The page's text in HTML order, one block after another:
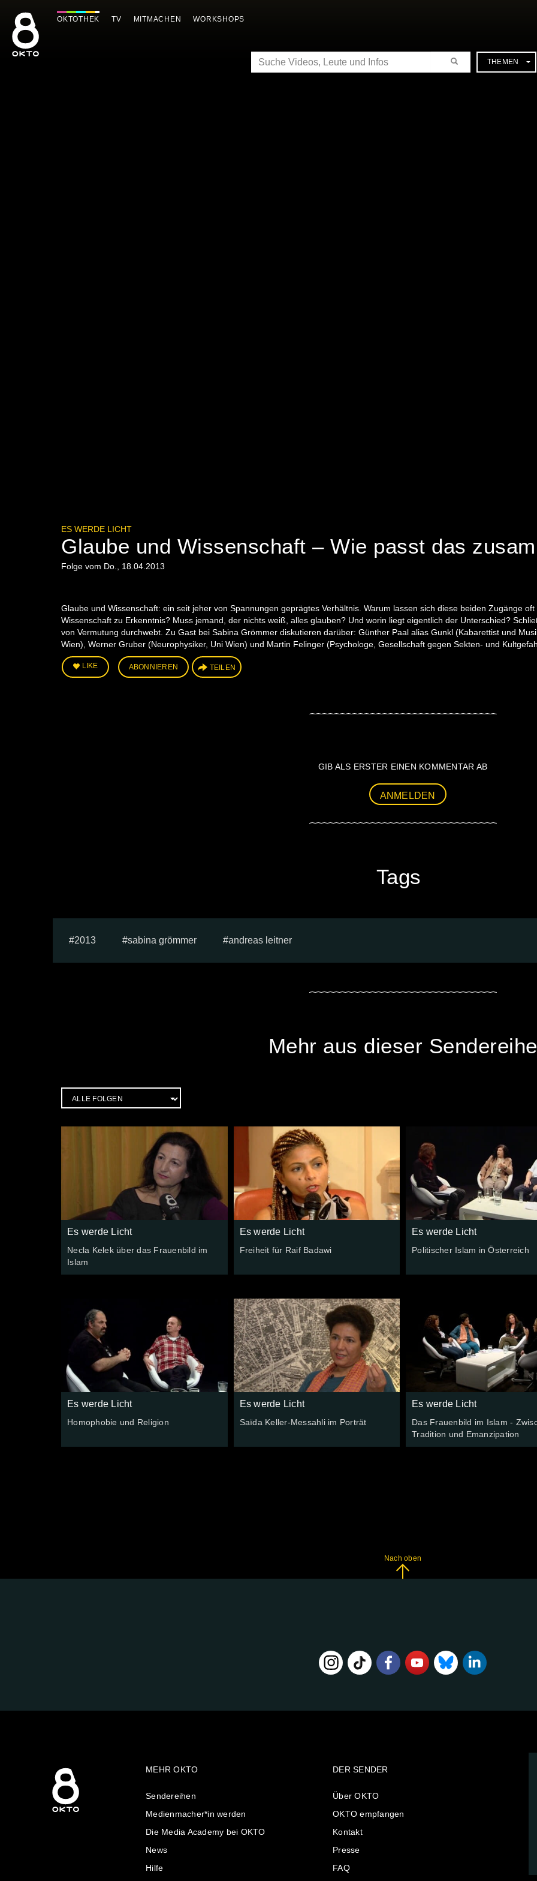
Inhalt
springen
OKTOTHEK TV MITMACHEN WORKSHOPS
SUCHE THEMEN
ES WERDE LICHT
Glaube und Wissenschaft – Wie passt das
Folge vom Do., 18.04.2013
Glaube und Wissenschaft: ein seit jeher von Spannungen geprägtes Verhältnis. Warum lassen sich diese beiden Zugänge
Wissenschaft zu Erkenntnis? Muss jemand, der nichts weiß, alles glauben? Und worin liegt eigentlich der Unterschied?
von Vermutung durchwebt. Zu Gast bei Sabina Grömmer diskutieren darüber: Günther Paal alias Gunkl (Kabarettist und
Wien), Werner Gruber (Neurophysiker, Uni Wien) und Martin Felinger (Psychologe, Gesellschaft gegen Sekten- und
LIKE ABONNIEREN TEILEN
GIB ALS ERSTER EINEN KOMMENTAR AB
ANMELDEN
Tags
2013 sabina grömmer andreas leitner
Mehr aus dieser Sendereihe
Es werde Licht
Necla Kelek über das Frauenbild im
Islam
Es werde Licht
Freiheit für Raif Badawi
Es werde Licht
Politischer Islam in Österreich
Es werde Licht
Homophobie und Religion
Es werde Licht
Saïda Keller-Messahli im Porträt
Es werde Licht
Das Frauenbild im Islam -
Tradition und Emanzipation
Nach oben
MEHR OKTO
Sendereihen
Medienmacher*in werden
Die Media Academy bei OKTO
News
Hilfe
DER SENDER
Über OKTO
OKTO empfangen
Kontakt
Presse
FAQ